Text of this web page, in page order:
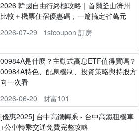
2026 韓國自由行終極攻略｜首爾釜山濟州
比較＋機票住宿優惠碼，一篇搞定省萬元
2026-07-29
1stcoupon 訂房
00984A是什麼？主動式高息ETF值得買嗎？
00984A特色、配息機制、投資策略與持股方
向一次看
2026-06-20
財富101
[優惠2025] 台中高鐵轉乘 - 台中高鐵租機車
+公車轉乘交通免費完整攻略